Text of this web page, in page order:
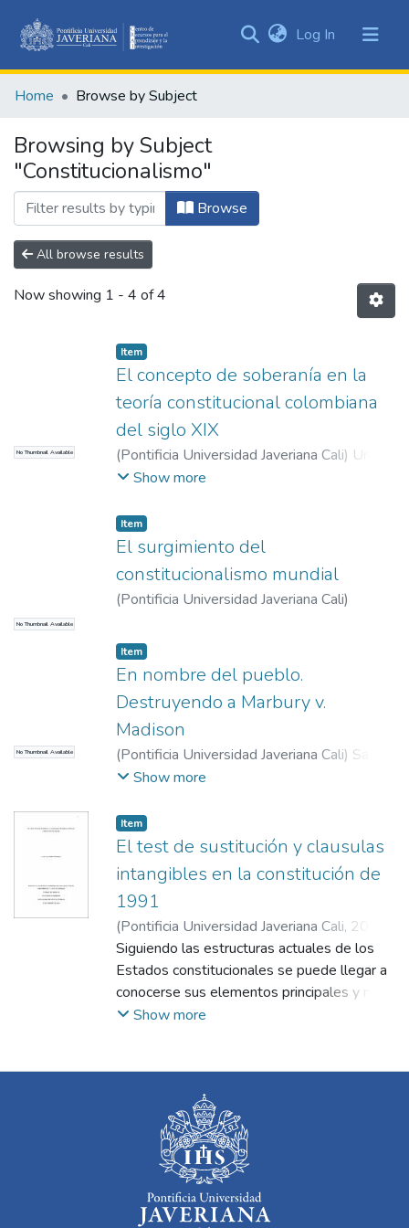
&
All of DSpace
Log In (current)
Home Browse by Subject
Browsing by Subject
"Constitucionalismo"
Browse
All browse results
Now showing 1 - 4 of 4
No Thumbnail Available
Item
El concepto de soberanía en la
teoría constitucional colombiana
del siglo XIX
(Pontificia Universidad Javeriana Cali) Uribe
Álvarez, Roberth
Show more
No Thumbnail Available
Item
El surgimiento del
constitucionalismo mundial
(Pontificia Universidad Javeriana Cali)
No Thumbnail Available
Item
En nombre del pueblo.
Destruyendo a Marbury v.
Madison
(Pontificia Universidad Javeriana Cali) Sanín
Restrepo, Ricardo
Show more
Item
El test de sustitución y clausulas
intangibles en la constitución de
1991
(Pontificia Universidad Javeriana Cali, 2024
Carabalí Moreno, Kiven;Martínez Pinilla, Iván
Leonardo
Siguiendo las estructuras actuales de los
Estados constitucionales se puede llegar a
conocerse sus elementos principales y más
comunes. Pudieran enumerarse entre esos
principios fundantes; elementos sobre los
cuales autores como Luigi Ferrajoli o Peter
Häberle han conceptuado modelos en los
que han expuesto desde las bases
antropológicas de los estados
Constitucionales hasta sus órganos y
Show more